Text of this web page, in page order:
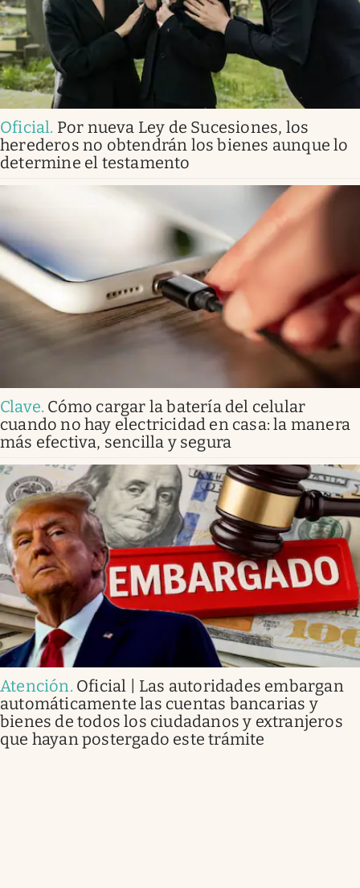
Oficial. Por nueva Ley de Sucesiones, los
herederos no obtendrán los bienes aunque lo
determine el testamento
Clave. Cómo cargar la batería del celular
cuando no hay electricidad en casa: la manera
más efectiva, sencilla y segura
Atención. Oficial | Las autoridades embargan
automáticamente las cuentas bancarias y
bienes de todos los ciudadanos y extranjeros
que hayan postergado este trámite